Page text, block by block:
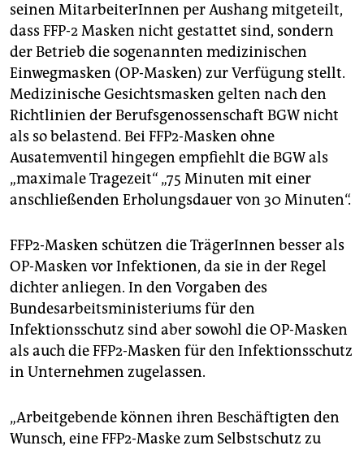
seinen MitarbeiterInnen per Aushang mitgeteilt,
dass FFP-2 Masken nicht gestattet sind, sondern
der Betrieb die sogenannten medizinischen
Einwegmasken (OP-Masken) zur Verfügung stellt.
Medizinische Gesichtsmasken gelten nach den
Richtlinien der Berufsgenossenschaft BGW nicht
als so belastend. Bei FFP2-Masken ohne
Ausatemventil hingegen empfiehlt die BGW als
„maximale Tragezeit“ „75 Minuten mit einer
anschließenden Erholungsdauer von 30 Minuten“.
FFP2-Masken schützen die TrägerInnen besser als
OP-Masken vor Infektionen, da sie in der Regel
dichter anliegen. In den Vorgaben des
Bundesarbeitsministeriums für den
Infektionsschutz sind aber sowohl die OP-Masken
als auch die FFP2-Masken für den Infektionsschutz
in Unternehmen zugelassen.
„Arbeitgebende können ihren Beschäftigten den
Wunsch, eine FFP2-Maske zum Selbstschutz zu